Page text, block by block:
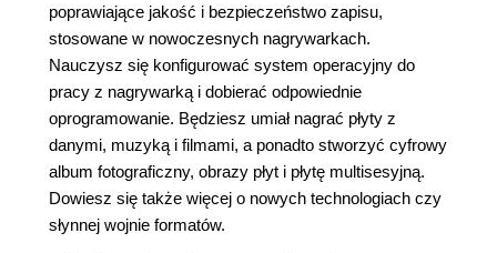
poprawiające jakość i bezpieczeństwo zapisu,
stosowane w nowoczesnych nagrywarkach.
Nauczysz się konfigurować system operacyjny do
pracy z nagrywarką i dobierać odpowiednie
oprogramowanie. Będziesz umiał nagrać płyty z
danymi, muzyką i filmami, a ponadto stworzyć cyfrowy
album fotograficzny, obrazy płyt i płytę multisesyjną.
Dowiesz się także więcej o nowych technologiach czy
słynnej wojnie formatów.